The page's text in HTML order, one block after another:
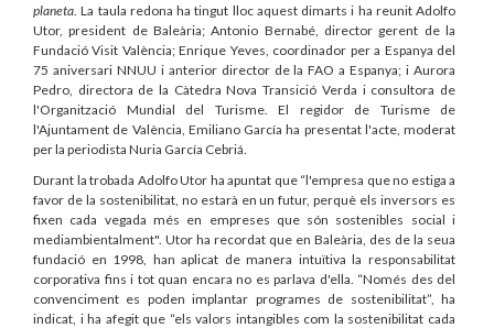
planeta . La taula redona ha tingut lloc aquest dimarts i ha reunit Adolfo
Utor, president de Baleària; Antonio Bernabé, director gerent de la
Fundació Visit València; Enrique Yeves, coordinador per a Espanya del
75 aniversari NNUU i anterior director de la FAO a Espanya; i Aurora
Pedro, directora de la Càtedra Nova Transició Verda i consultora de
l'Organització Mundial del Turisme. El regidor de Turisme de
l'Ajuntament de València, Emiliano García ha presentat l'acte, moderat
per la periodista Nuria García Cebriá.
Durant la trobada Adolfo Utor ha apuntat que “l'empresa que no estiga a
favor de la sostenibilitat, no estarà en un futur, perquè els inversors es
fixen cada vegada més en empreses que són sostenibles social i
mediambientalment". Utor ha recordat que en Baleària, des de la seua
fundació en 1998, han aplicat de manera intuïtiva la responsabilitat
corporativa fins i tot quan encara no es parlava d'ella. “Només des del
convenciment es poden implantar programes de sostenibilitat”, ha
indicat, i ha afegit que “els valors intangibles com la sostenibilitat cada